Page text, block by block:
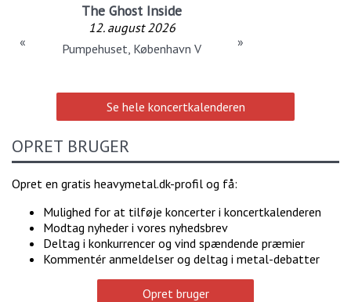
The Ghost Inside
12. august 2026
Pumpehuset, København V
« »
Se hele koncertkalenderen
OPRET BRUGER
Opret en gratis heavymetal.dk-profil og få:
Mulighed for at tilføje koncerter i koncertkalenderen
Modtag nyheder i vores nyhedsbrev
Deltag i konkurrencer og vind spændende præmier
Kommentér anmeldelser og deltag i metal-debatter
Opret bruger